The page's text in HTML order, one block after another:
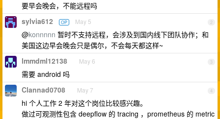
要早会晚会，不能远程吗
2
sylvia612 OP May 5
@konnnnn 暂时不支持远程，会涉及到国内线下团队协作；和
美国这边早会晚会只是偶尔，不会每天都这样~
3
lmmdml12138 May 6
需要 android 吗
4
Clannad0708 May 7
hi 个人工作 2 年对这个岗位比较感兴趣。
做过可观测性包含 deepflow 的 tracing ，prometheus 的 metric